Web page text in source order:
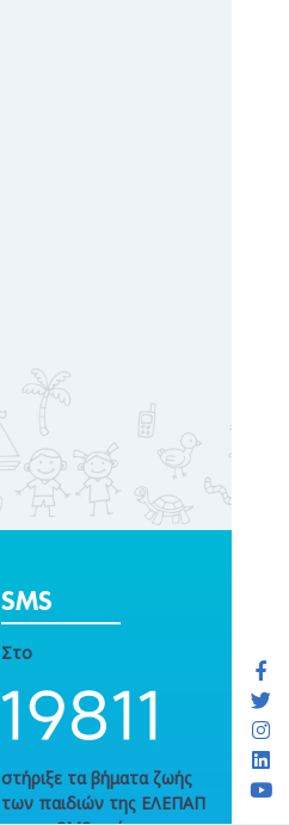
SMS
Στο
στήριξε τα βήματα ζωής
των παιδιών της ΕΛΕΠΑΠ